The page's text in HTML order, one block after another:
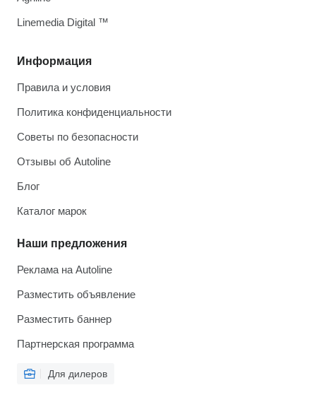
Информация
Правила и условия
Политика конфиденциальности
Советы по безопасности
Отзывы об Autoline
Блог
Каталог марок
Наши предложения
Реклама на Autoline
Разместить объявление
Разместить баннер
Партнерская программа
Для дилеров
Linemedia Digital ™